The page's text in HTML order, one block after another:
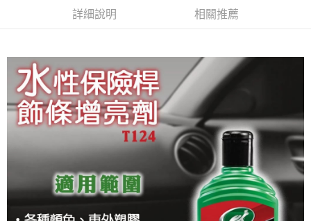
每筆NT$60，滿NT$699(含以上)免運費
每筆NT$60，滿NT$699(含以上)免運費
7-11取貨付款
每筆NT$60，滿NT$699(含以上)免運費
每筆NT$60，滿NT$699(含以上)免運費
每筆NT$60，滿NT$699(含以上)免運費
詳細說明 相關推薦